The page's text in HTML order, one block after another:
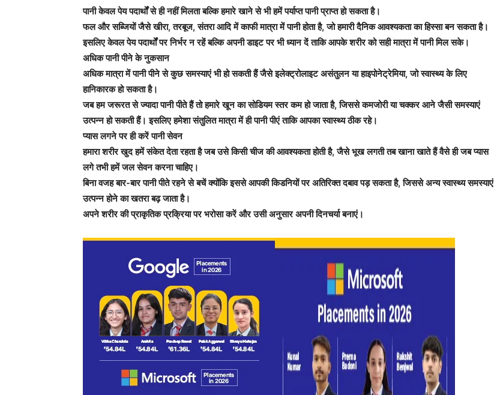
पानी केवल पेय पदार्थों से ही नहीं मिलता बल्कि हमारे खाने से भी हमें पर्याप्त पानी प्राप्त हो सकता है।
फल और सब्जियों जैसे खीरा, तरबूज, संतरा आदि में काफी मात्रा में पानी होता है, जो हमारी दैनिक आवश्यकता का हिस्सा बन सकता है।
इसलिए केवल पेय पदार्थों पर निर्भर न रहें बल्कि अपनी डाइट पर भी ध्यान दें ताकि आपके शरीर को सही मात्रा में पानी मिल सके।
अधिक पानी पीने के नुकसान
अधिक मात्रा में पानी पीने से कुछ समस्याएं भी हो सकती हैं जैसे इलेक्ट्रोलाइट असंतुलन या हाइपोनेट्रेमिया, जो स्वास्थ्य के लिए
हानिकारक हो सकता है।
जब हम जरूरत से ज्यादा पानी पीते हैं तो हमारे खून का सोडियम स्तर कम हो जाता है, जिससे कमजोरी या चक्कर आने जैसी समस्याएं
उत्पन्न हो सकती हैं। इसलिए हमेशा संतुलित मात्रा में ही पानी पीएं ताकि आपका स्वास्थ्य ठीक रहे।
प्यास लगने पर ही करें पानी सेवन
हमारा शरीर खुद हमें संकेत देता रहता है जब उसे किसी चीज की आवश्यकता होती है, जैसे भूख लगती तब खाना खाते हैं वैसे ही जब प्यास
लगे तभी हमें जल सेवन करना चाहिए।
बिना वजह बार-बार पानी पीते रहने से बचें क्योंकि इससे आपकी किडनियों पर अतिरिक्त दबाव पड़ सकता है, जिससे अन्य स्वास्थ्य समस्याएं
उत्पन्न होने का खतरा बढ़ जाता है।
अपने शरीर की प्राकृतिक प्रक्रिया पर भरोसा करें और उसी अनुसार अपनी दिनचर्या बनाएं।